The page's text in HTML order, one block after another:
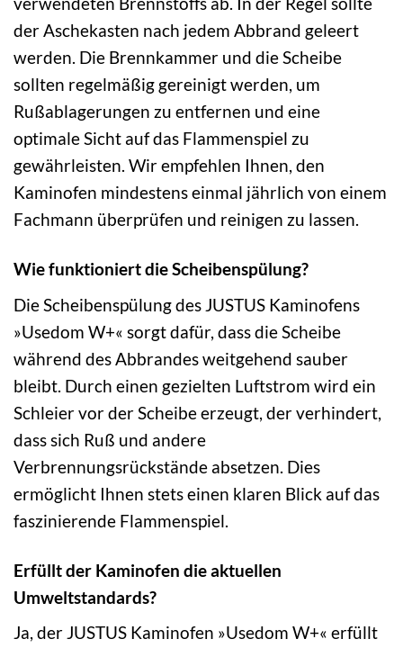
der Aschekasten nach jedem Abbrand geleert
werden. Die Brennkammer und die Scheibe
sollten regelmäßig gereinigt werden, um
Rußablagerungen zu entfernen und eine
optimale Sicht auf das Flammenspiel zu
gewährleisten. Wir empfehlen Ihnen, den
Kaminofen mindestens einmal jährlich von einem
Fachmann überprüfen und reinigen zu lassen.
Wie funktioniert die Scheibenspülung?
Die Scheibenspülung des JUSTUS Kaminofens
»Usedom W+« sorgt dafür, dass die Scheibe
während des Abbrandes weitgehend sauber
bleibt. Durch einen gezielten Luftstrom wird ein
Schleier vor der Scheibe erzeugt, der verhindert,
dass sich Ruß und andere
Verbrennungsrückstände absetzen. Dies
ermöglicht Ihnen stets einen klaren Blick auf das
faszinierende Flammenspiel.
Erfüllt der Kaminofen die aktuellen
Umweltstandards?
Ja, der JUSTUS Kaminofen »Usedom W+« erfüllt